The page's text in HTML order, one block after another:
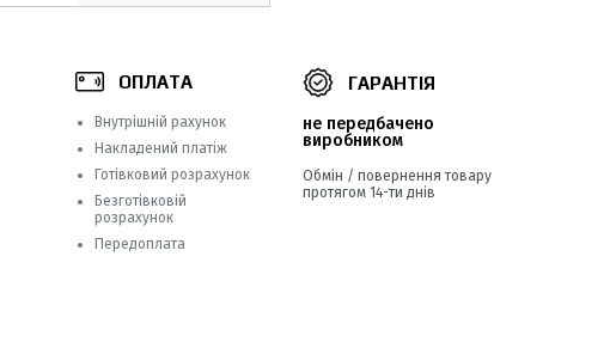
ОПЛАТА
Внутрішній рахунок
Накладений платіж
Готівковий розрахунок
Безготівковій
розрахунок
Передоплата
ГАРАНТІЯ
не передбачено
виробником
Обмін / повернення товару
протягом 14-ти днів